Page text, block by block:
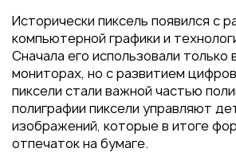
Блокноты с
Пакеты
Конверты
Журналы
Полиграфия
под ключ
Исторически пиксель появился с
компьютерной графики и
Сначала его использовали
мониторах, но с развитием
пиксели стали важной частью
полиграфии пиксели управляют
изображений, которые в итоге
отпечаток на бумаге.